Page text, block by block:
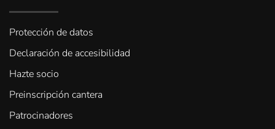
Protección de datos
Declaración de accesibilidad
Hazte socio
Preinscripción cantera
Patrocinadores